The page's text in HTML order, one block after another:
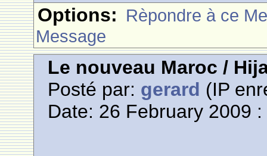
Options: Rèpondre à ce
Message
Le nouveau Maroc /
Posté par: gerard (IP
Date: 26 February 2009